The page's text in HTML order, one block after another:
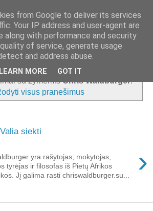
su žymėmisChris Waldburger.
visus pranešimus
siekti
›
yra rašytojas, mokytojas,
tyrėjas ir filosofas iš Pietų Afrikos
Jį galima rasti chriswaldburger.su...
from Google to deliver its services
Your IP address and user-agent are
along with performance and security
of service, generate usage
and address abuse.
LEARN MORE GOT IT